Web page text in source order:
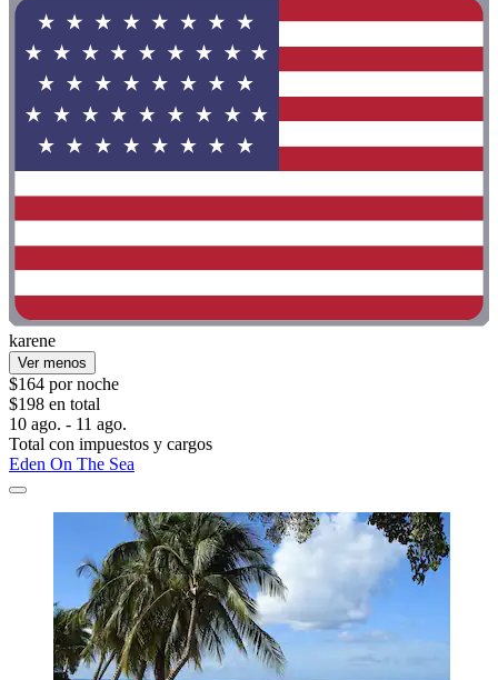
karene
Ver menos
$164 por noche
$198 en total
10 ago. - 11 ago.
Total con impuestos y cargos
Eden On The Sea